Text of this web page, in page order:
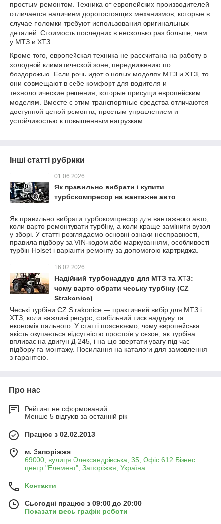
простым ремонтом. Техника от европейских производителей
отличается наличием дорогостоящих механизмов, которые в
случае поломки требуют использования оригинальных
деталей. Стоимость последних в несколько раз больше, чем
у МТЗ и ХТЗ.
Кроме того, европейская техника не рассчитана на работу в
холодной климатической зоне, передвижению по
бездорожью. Если речь идет о новых моделях МТЗ и ХТЗ, то
они совмещают в себе комфорт для водителя и
технологические решения, которые присущи европейским
моделям. Вместе с этим транспортные средства отличаются
доступной ценой ремонта, простым управлением и
устойчивостью к повышенным нагрузкам.
Інші статті рубрики
01.06.2026
Як правильно вибрати і купити
турбокомпресор на вантажне авто
Як правильно вибрати турбокомпресор для вантажного авто,
коли варто ремонтувати турбіну, а коли краще замінити вузол
у зборі. У статті розглядаємо основні ознаки несправності,
правила підбору за VIN-кодом або маркуванням, особливості
турбін Holset і варіанти ремонту за допомогою картриджа.
16.02.2026
Надійний турбонаддув для МТЗ та ХТЗ:
чому варто обрати чеську турбіну (CZ
Strakonice)
Чеські турбіни CZ Strakonice — практичний вибір для МТЗ і
ХТЗ, коли важливі ресурс, стабільний тиск наддуву та
економія пального. У статті пояснюємо, чому європейська
якість окупається відсутністю простоїв у сезон, як турбіна
впливає на двигун Д-245, і на що звертати увагу під час
підбору та монтажу. Посилання на каталоги для замовлення
з гарантією.
Про нас
Рейтинг не сформований
Менше 5 відгуків за останній рік
Працює з 02.02.2013
м. Запоріжжя
69000, вулиця Олександрівська, 35, Офіс 612 Бізнес
центр "Елемент", Запоріжжя, Україна
Контакти
Сьогодні працює з 09:00 до 20:00
Показати весь графік роботи